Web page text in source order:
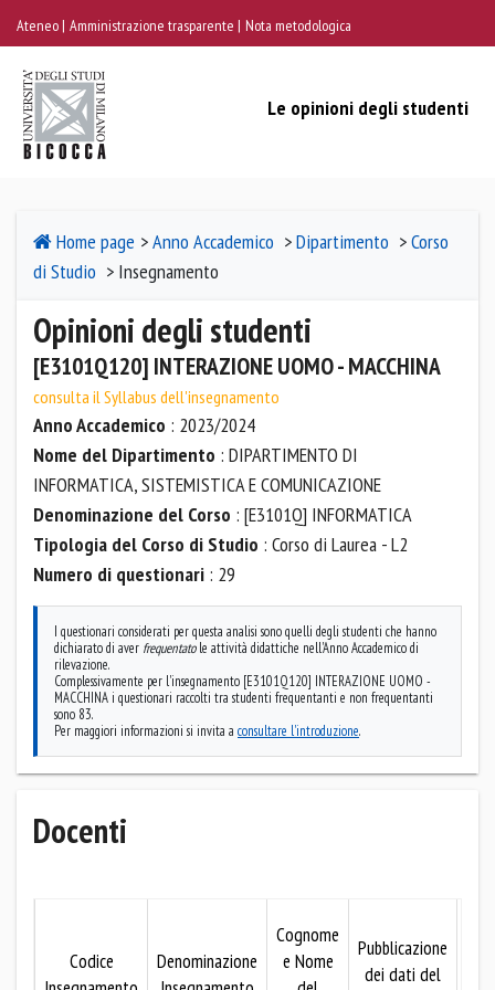
Ateneo Amministrazione trasparente Nota metodologica
Le opinioni degli studenti
Home page >Anno Accademico >Dipartimento >Corso
di Studio > Insegnamento
Opinioni degli studenti
[E3101Q120] INTERAZIONE UOMO - MACCHINA
consulta il Syllabus dell'insegnamento
Anno Accademico : 2023/2024
Nome del Dipartimento : DIPARTIMENTO DI
INFORMATICA, SISTEMISTICA E COMUNICAZIONE
Denominazione del Corso : [E3101Q] INFORMATICA
Tipologia del Corso di Studio : Corso di Laurea - L2
Numero di questionari : 29
I questionari considerati per questa analisi sono quelli degli studenti che hanno
dichiarato di aver frequentatole attività didattiche nell'Anno Accademico di
rilevazione.
Complessivamente per l'insegnamento [E3101Q120] INTERAZIONE UOMO -
MACCHINA i questionari raccolti tra studenti frequentanti e non frequentanti
sono 83.
Per maggiori informazioni si invita a consultare l'introduzione.
Docenti
Codice
Denominazione
Cognome
e Nome
Pubblicazione
dei dati del